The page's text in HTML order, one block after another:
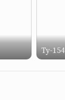
Ту-154